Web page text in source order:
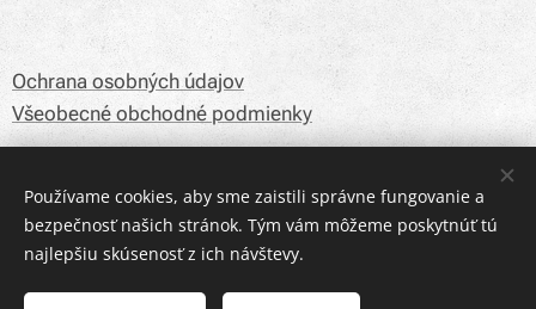
Ochrana osobných údajov
Všeobecné obchodné podmienky
Email:kovozvarsk@gmail.com
Telefónne číslo:+421 904 416 836
Používame cookies, aby sme zaistili správne fungovanie a
bezpečnosť našich stránok. Tým vám môžeme poskytnúť tú
najlepšiu skúsenosť z ich návštevy.